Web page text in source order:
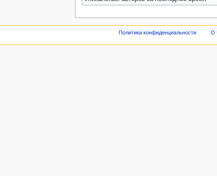
Политика конфиденциальности О